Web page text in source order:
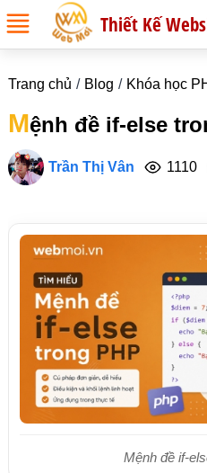
Thiết Kế
Trang chủ Blog Khóa học
Mệnh đề if-else
Trần Thị Vân 1110
Mệnh đề if-